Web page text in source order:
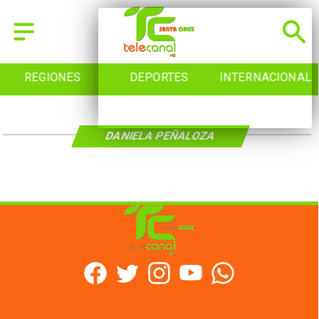
REGIONES DEPORTES INTERNACIONAL
DANIELA PEÑALOZA